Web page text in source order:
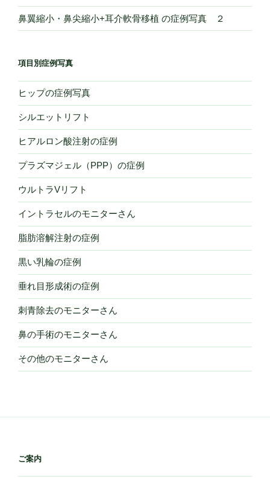
鼻翼縮小・鼻尖縮小+耳介軟骨移植 の症例写真 ２
項目別症例写真
ヒップの症例写真
シルエットリフト
ヒアルロン酸注射の症例
プラズマジェル（PPP）の症例
ウルトラVリフト
イントラセルのモニターさん
脂肪溶解注射の症例
黒い乳輪の症例
垂れ目形成術の症例
刺青除去のモニターさん
鼻の手術のモニターさん
その他のモニターさん
ご案内